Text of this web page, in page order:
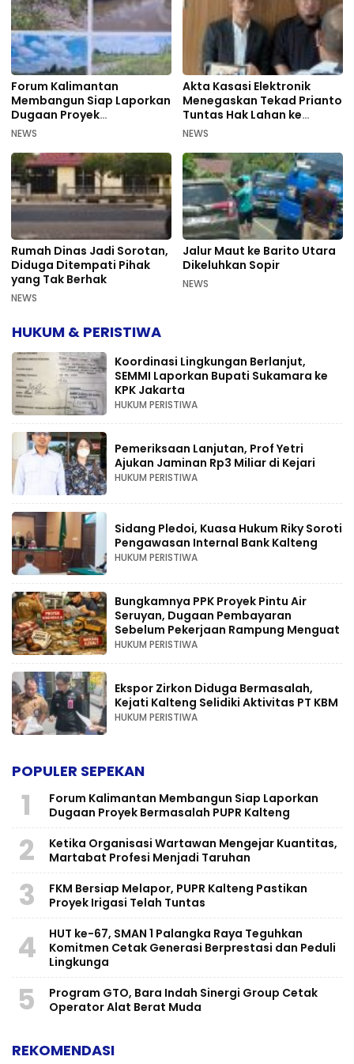
Forum Kalimantan
Membangun Siap Laporkan
Dugaan Proyek
Bermasalah PUPR Kalteng
NEWS
Akta Kasasi Elektronik
Menegaskan Tekad Prianto
Tuntas Hak Lahan ke
Mahkamah Agung
NEWS
Rumah Dinas Jadi Sorotan,
Diduga Ditempati Pihak
yang Tak Berhak
NEWS
Jalur Maut ke Barito Utara
Dikeluhkan Sopir
NEWS
HUKUM & PERISTIWA
Koordinasi Lingkungan Berlanjut,
SEMMI Laporkan Bupati Sukamara ke
KPK Jakarta
HUKUM PERISTIWA
Pemeriksaan Lanjutan, Prof Yetri
Ajukan Jaminan Rp3 Miliar di Kejari
HUKUM PERISTIWA
Sidang Pledoi, Kuasa Hukum Riky Soroti
Pengawasan Internal Bank Kalteng
HUKUM PERISTIWA
Bungkamnya PPK Proyek Pintu Air
Seruyan, Dugaan Pembayaran
Sebelum Pekerjaan Rampung Menguat
HUKUM PERISTIWA
Ekspor Zirkon Diduga Bermasalah,
Kejati Kalteng Selidiki Aktivitas PT KBM
HUKUM PERISTIWA
POPULER SEPEKAN
1
Forum Kalimantan Membangun Siap Laporkan
Dugaan Proyek Bermasalah PUPR Kalteng
2
Ketika Organisasi Wartawan Mengejar Kuantitas,
Martabat Profesi Menjadi Taruhan
3
FKM Bersiap Melapor, PUPR Kalteng Pastikan
Proyek Irigasi Telah Tuntas
4
HUT ke-67, SMAN 1 Palangka Raya Teguhkan
Komitmen Cetak Generasi Berprestasi dan Peduli
Lingkunga
5
Program GTO, Bara Indah Sinergi Group Cetak
Operator Alat Berat Muda
REKOMENDASI